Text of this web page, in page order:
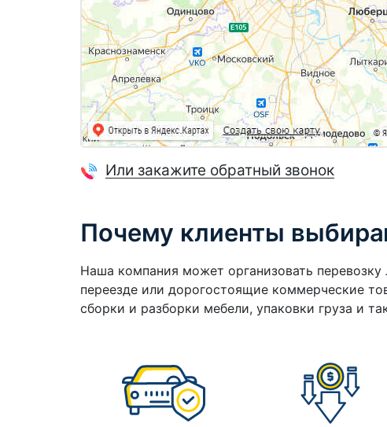
Или закажите обратный звонок
Почему клиенты
Наша компания может организовать
переезде или дорогостоящие коммерческие
сборки и разборки мебели, упаковки груза и